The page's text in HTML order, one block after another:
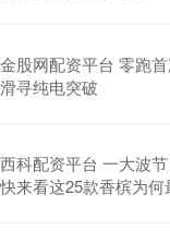
金股网配资平台 零跑
滑寻纯电突破
西科配资平台 一大波
快来看这25款香槟为何